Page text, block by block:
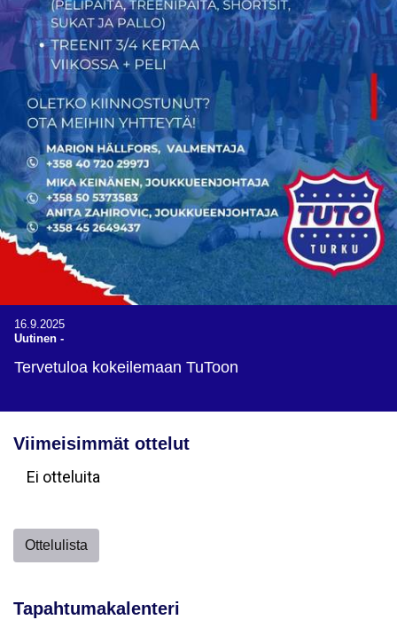
16.9.2025
Uutinen -
Tervetuloa kokeilemaan TuToon
Viimeisimmät ottelut
Ei otteluita
Ottelulista
Tapahtumakalenteri